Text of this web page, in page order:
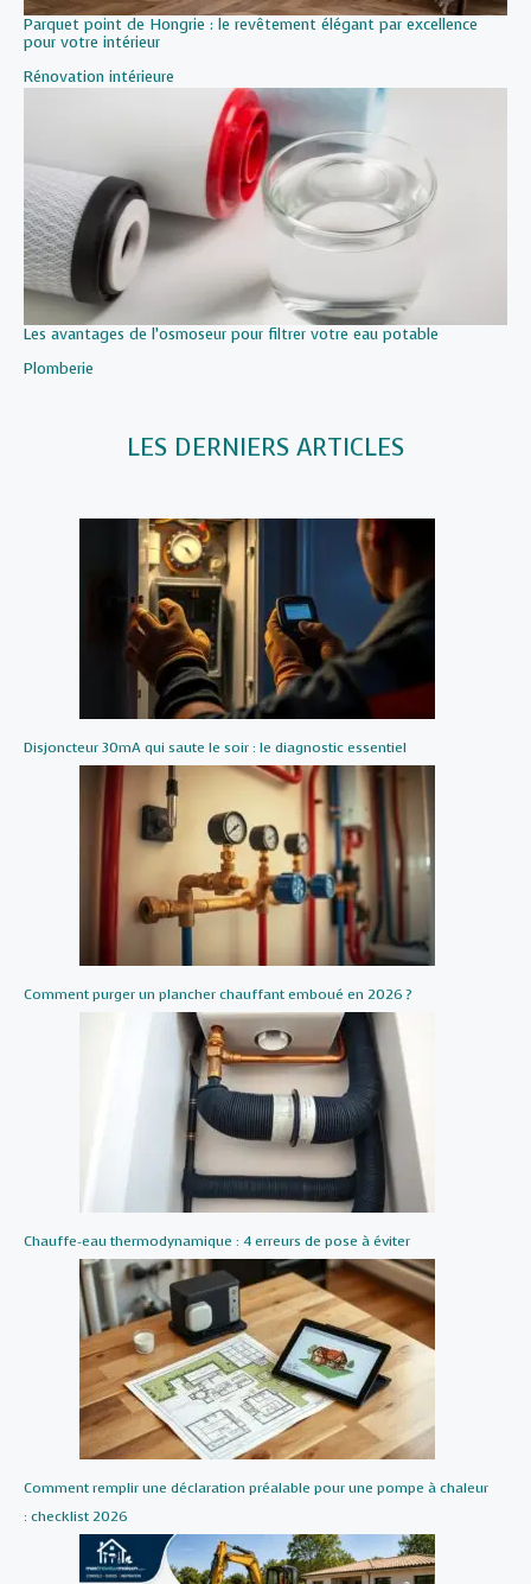
Parquet point de Hongrie : le revêtement élégant par excellence
pour votre intérieur
Par rapport à
Rénovation intérieure
Les avantages de l’osmoseur pour filtrer votre eau potable
Par rapport à
Plomberie
LES DERNIERS ARTICLES
Disjoncteur 30mA qui saute le soir : le diagnostic essentiel
Comment purger un plancher chauffant emboué en 2026 ?
Chauffe-eau thermodynamique : 4 erreurs de pose à éviter
Comment remplir une déclaration préalable pour une pompe à chaleur
: checklist 2026